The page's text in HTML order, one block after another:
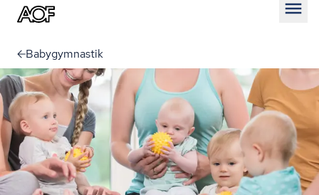
Babygymnastik